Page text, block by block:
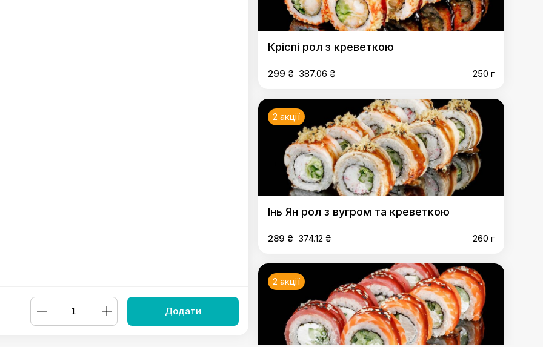
Додати
Кріспі рол з креветкою
299 ₴ 387.06 ₴ 250 г
2 акції
Інь Ян рол з вугром та креветкою
289 ₴ 374.12 ₴ 260 г
2 акції